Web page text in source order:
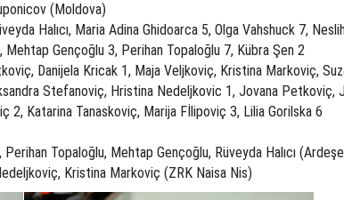
(Moldova)
Halıcı, Maria Adina Ghidoarca 5, Olga Vahshuck 7,
Mehtap Gençoğlu 3, Perihan Topaloğlu 7, Kübra Şen 2
Danijela Kricak 1, Maja Veljkoviç, Kristina Markoviç,
Stefanoviç, Hristina Nedeljkovic 1, Jovana Petkoviç,
Katarina Tanaskoviç, Marija Fİlipoviç 3, Lilia Gorilska 6
Perihan Topaloğlu, Mehtap Gençoğlu, Rüveyda Halıcı
Kristina Markoviç (ZRK Naisa Nis)